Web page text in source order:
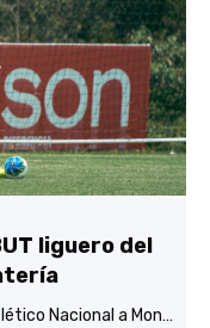
liguero del
Con toda la nómina disponible viajó Atlético Nacional a Montería y está concentrado y listo para enfrentar mañana (3:45 p.m.) a Jaguares de Córdoba en el estadio Jaraguay.